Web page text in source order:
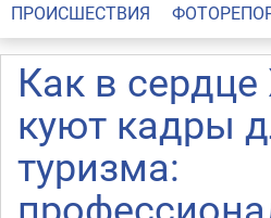
ПРОИСШЕСТВИЯ
Как в
куют кадры
туризма: